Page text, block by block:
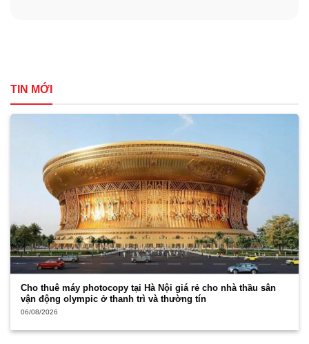
TIN MỚI
Cho thuê máy photocopy tại Hà Nội giá rẻ cho nhà thầu sân
vận động olympic ở thanh trì và thường tín
06/08/2026